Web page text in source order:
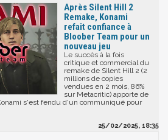
Après Silent Hill 2
Remake, Konami
refait confiance à
Bloober Team pour un
nouveau jeu
Le succès à la fois
critique et commercial du
remake de Silent Hill 2 (2
millions de copies
vendues en 2 mois, 86%
sur Metacritic) apporte de
s'est fendu d'un communiqué pour
25/02/2025, 18:35